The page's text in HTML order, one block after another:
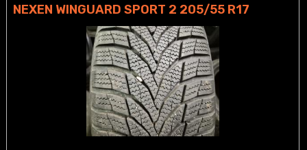
NEXEN WINGUARD SPORT 2 205/55 R17